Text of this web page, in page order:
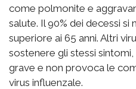
come polmonite e
salute. Il 90% dei decessi
superiore ai 65 anni. Altri
sostenere gli stessi
grave e non provoca le
virus influenzale.